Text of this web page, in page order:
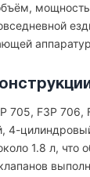
705, F3P 706,
4-
1.8 л, что